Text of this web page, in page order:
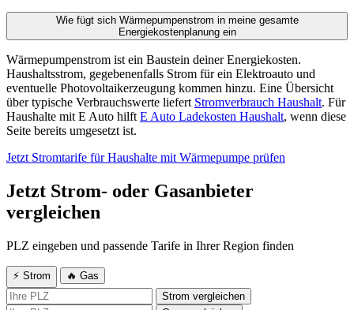
Wie fügt sich Wärmepumpenstrom in meine gesamte
Energiekostenplanung ein
Wärmepumpenstrom ist ein Baustein deiner Energiekosten.
Haushaltsstrom, gegebenenfalls Strom für ein Elektroauto und
eventuelle Photovoltaikerzeugung kommen hinzu. Eine Übersicht
über typische Verbrauchswerte liefert Stromverbrauch Haushalt. Für
Haushalte mit E Auto hilft E Auto Ladekosten Haushalt, wenn diese
Seite bereits umgesetzt ist.
Jetzt Stromtarife für Haushalte mit Wärmepumpe prüfen
Jetzt Strom- oder Gasanbieter
vergleichen
PLZ eingeben und passende Tarife in Ihrer Region finden
⚡ Strom
🔥 Gas
Strom vergleichen